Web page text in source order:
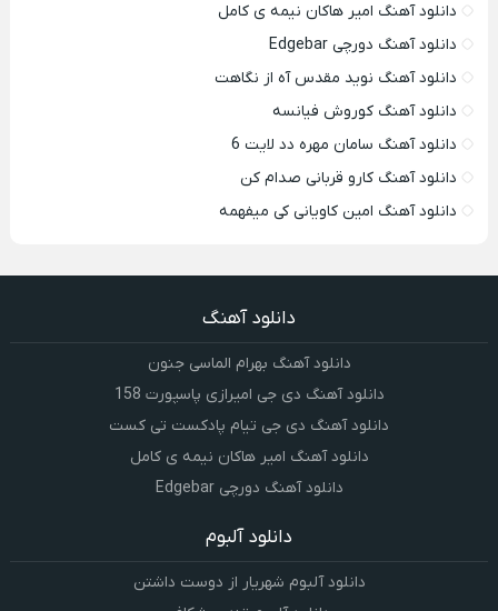
دانلود آهنگ امیر هاکان نیمه ی کامل
دانلود آهنگ دورچی Edgebar
دانلود آهنگ نوید مقدس آه از نگاهت
دانلود آهنگ کوروش فیانسه
دانلود آهنگ سامان مهره دد لایت 6
دانلود آهنگ کارو قربانی صدام کن
دانلود آهنگ امین کاویانی کی میفهمه
دانلود آهنگ
دانلود آهنگ بهرام الماسی جنون
دانلود آهنگ دی جی امیرازی پاسپورت 158
دانلود آهنگ دی جی تیام پادکست تی کست
دانلود آهنگ امیر هاکان نیمه ی کامل
دانلود آهنگ دورچی Edgebar
دانلود آلبوم
دانلود آلبوم شهریار از دوست داشتن